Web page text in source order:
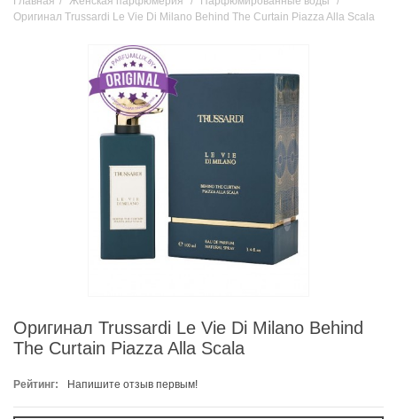
Оригинал Trussardi Le Vie Di Milano Behind The Curtain Piazza Alla Scala
Оригинал Trussardi Le Vie Di Milano Behind
The Curtain Piazza Alla Scala
Рейтинг: Напишите отзыв первым!